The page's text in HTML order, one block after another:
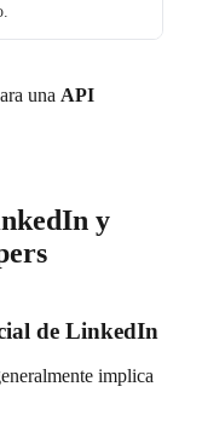
una API
y
de LinkedIn
implica